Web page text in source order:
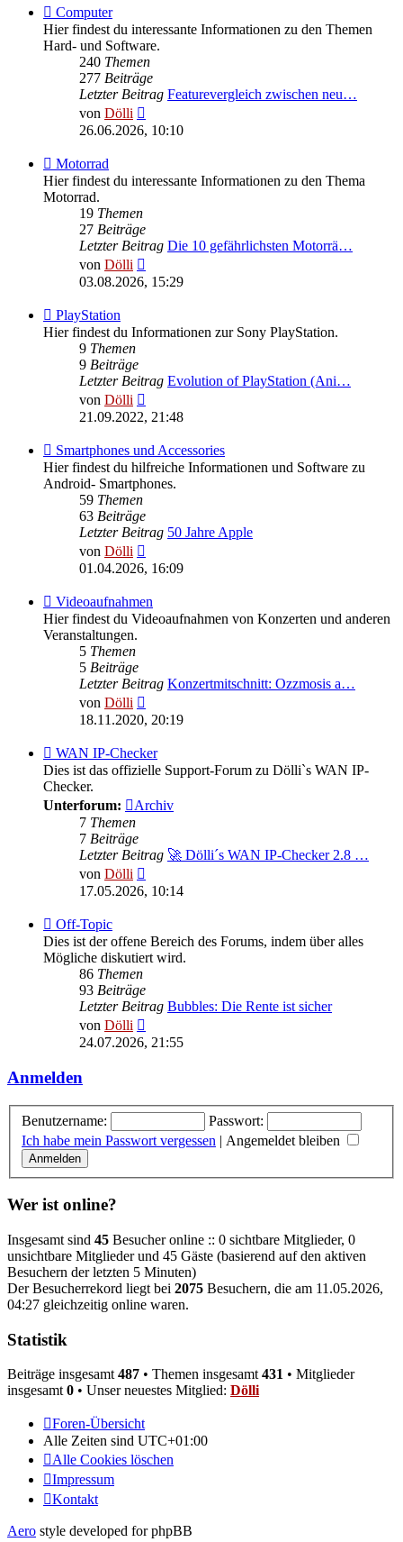
Feed
-
Computer
Computer
Hier findest du interessante Informationen zu den Themen
Hard- und Software.
240 Themen
277 Beiträge
Letzter Beitrag Featurevergleich zwischen neu…
von Dölli
Beitrag
26.06.2026, 10:10
Feed
-
Motorrad
Motorrad
Hier findest du interessante Informationen zu den Thema
Motorrad.
19 Themen
27 Beiträge
Letzter Beitrag Die 10 gefährlichsten Motorrä…
von Dölli
Beitrag
03.08.2026, 15:29
Feed
-
PlayStation
PlayStation
Hier findest du Informationen zur Sony PlayStation.
9 Themen
9 Beiträge
Letzter Beitrag Evolution of PlayStation (Ani…
von Dölli
Beitrag
21.09.2022, 21:48
Feed
-
Smartphones
Accessories
Smartphones und Accessories
Hier findest du hilfreiche Informationen und Software zu
Android- Smartphones.
59 Themen
63 Beiträge
Letzter Beitrag 50 Jahre Apple
von Dölli
Beitrag
01.04.2026, 16:09
Feed
-
Videoaufnahmen
Videoaufnahmen
Hier findest du Videoaufnahmen von Konzerten und anderen
Veranstaltungen.
5 Themen
5 Beiträge
Letzter Beitrag Konzertmitschnitt: Ozzmosis a…
von Dölli
Beitrag
18.11.2020, 20:19
Feed
-
WAN
IP-
Checker
WAN IP-Checker
Dies ist das offizielle Support-Forum zu Dölli`s WAN IP-
Checker.
Unterforum:
Archiv
7 Themen
7 Beiträge
Letzter Beitrag 🚀 Dölli´s WAN IP-Checker 2.8 …
von Dölli
Beitrag
17.05.2026, 10:14
Feed
-
Off-
Topic
Off-Topic
Dies ist der offene Bereich des Forums, indem über alles
Mögliche diskutiert wird.
86 Themen
93 Beiträge
Letzter Beitrag Bubbles: Die Rente ist sicher
von Dölli
Beitrag
24.07.2026, 21:55
Anmelden
Benutzername:
Passwort:
Ich habe mein Passwort vergessen | Angemeldet bleiben
Wer ist online?
Insgesamt sind 45 Besucher online :: 0 sichtbare Mitglieder, 0
unsichtbare Mitglieder und 45 Gäste (basierend auf den aktiven
Besuchern der letzten 5 Minuten)
Der Besucherrekord liegt bei 2075 Besuchern, die am 11.05.2026,
04:27 gleichzeitig online waren.
Statistik
Beiträge insgesamt 487 • Themen insgesamt 431 • Mitglieder
insgesamt 0 • Unser neuestes Mitglied: Dölli
Foren-Übersicht
Alle Zeiten sind UTC+01:00
Alle Cookies löschen
Impressum
Kontakt
Aero style developed for phpBB